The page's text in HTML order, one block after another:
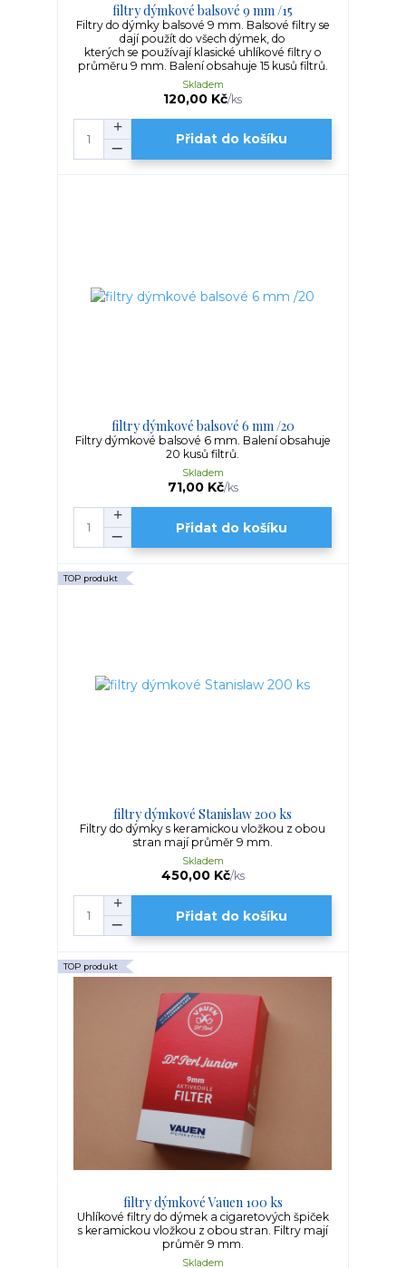
filtry dýmkové balsové 9 mm /15
Filtry do dýmky balsové 9 mm. Balsové filtry se
dají použít do všech dýmek, do
kterých se používají klasické uhlíkové filtry o
průměru 9 mm. Balení obsahuje 15 kusů filtrů.
120,00 Kč/ks
Skladem
Přidat do košíku
filtry dýmkové balsové 6 mm /20
Filtry dýmkové balsové 6 mm. Balení obsahuje
20 kusů filtrů.
71,00 Kč/ks
Skladem
Přidat do košíku
TOP produkt
filtry dýmkové Stanislaw 200 ks
Filtry do dýmky s keramickou vložkou z obou
stran mají průměr 9 mm.
450,00 Kč/ks
Skladem
Přidat do košíku
TOP produkt
filtry dýmkové Vauen 100 ks
Uhlíkové filtry do dýmek a cigaretových špiček
s keramickou vložkou z obou stran. Filtry mají
průměr 9 mm.
Skladem